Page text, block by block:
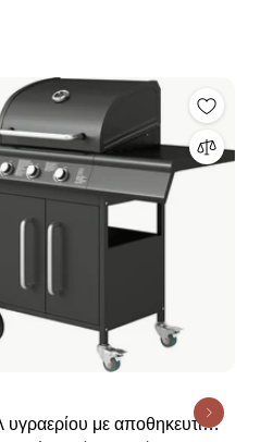
υγραερίου με αποθηκευτικό